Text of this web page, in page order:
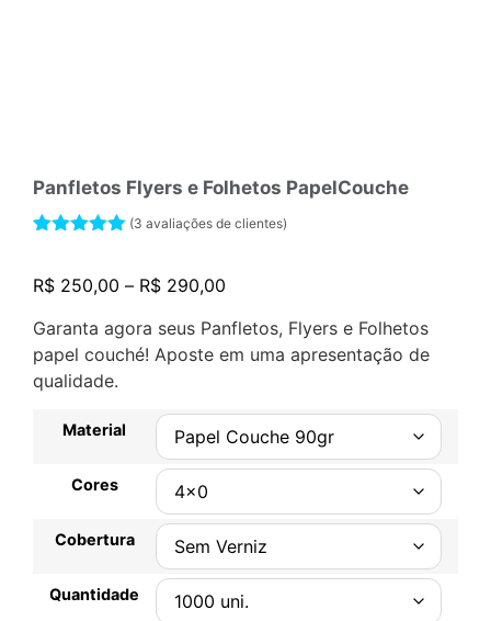
Panfletos Flyers e Folhetos PapelCouche
de 5, com
baseado
em
avaliações
de clientes
(3 avaliações de clientes)
R$ 250,00 – R$ 290,00
Garanta agora seus Panfletos, Flyers e Folhetos
papel couché! Aposte em uma apresentação de
qualidade.
Material
Cores
Cobertura
Quantidade